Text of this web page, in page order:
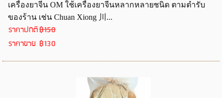
เครื่องยาจีน OM ใช้เครื่องยาจีนหลากหลายชนิด ตามตำรับ
ของร้าน เช่น Chuan Xiong 川...
ราคาปกติ฿150
ราคาขาย ฿130